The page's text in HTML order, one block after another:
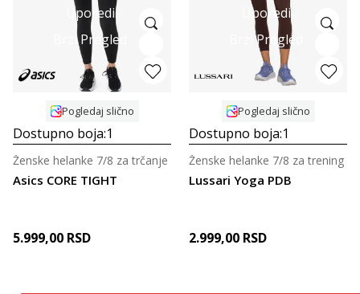
Uporedi
Brzi Pregled
Pogledaj slično
Dostupno boja:1
Asics CORE TIGHT
Ženske helanke 7/8 za trčanje
5.999,00 RSD
Uporedi
Brzi Pregled
Pogledaj slično
Dostupno boja:1
Lussari Yoga PDB
Ženske helanke 7/8 za trening
2.999,00 RSD